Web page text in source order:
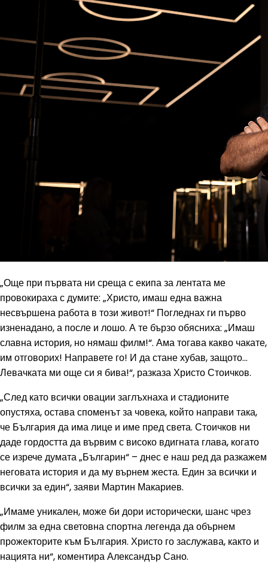
„Още при първата ни среща с екипа за лентата ме
провокираха с думите: „Христо, имаш една важна
несвършена работа в този живот!“ Погледнах ги първо
изненадано, а после и лошо. А те бързо обясниха: „Имаш
славна история, но нямаш филм!“. Ама тогава какво чакате,
им отговорих! Направете го! И да стане хубав, защото…
Левачката ми още си я бива!“, разказа Христо Стоичков.
„След като всички овации заглъхнаха и стадионите
опустяха, остава споменът за човека, който направи така,
че България да има лице и име пред света. Стоичков ни
даде гордостта да вървим с високо вдигната глава, когато
се изрече думата „Българин“ – днес е наш ред да разкажем
неговата история и да му върнем жеста. Един за всички и
всички за един“, заяви Мартин Макариев.
„Имаме уникален, може би дори исторически, шанс чрез
филм за една световна спортна легенда да обърнем
прожекторите към България. Христо го заслужава, както и
нацията ни“, коментира Александър Сано.